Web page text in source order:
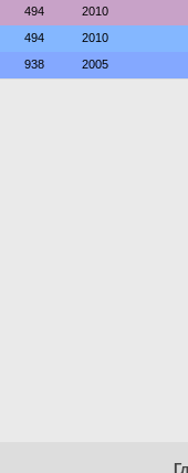
494 2010
494 2010
938 2005